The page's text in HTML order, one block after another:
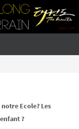
Ecole? Les
?